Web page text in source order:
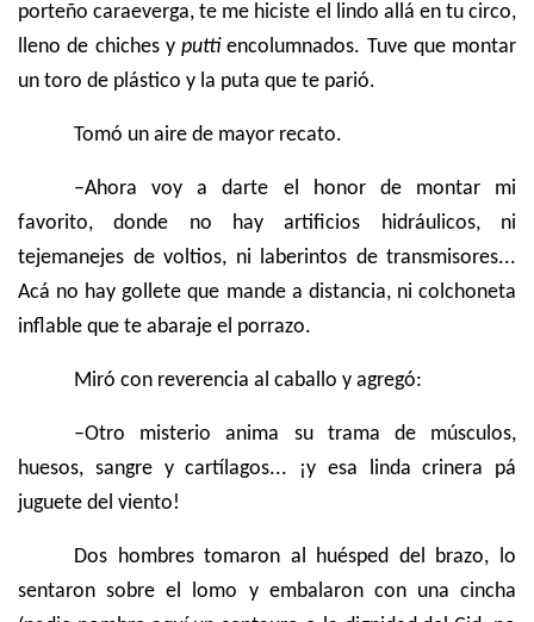
porteño caraeverga, te me hiciste el lindo allá en tu circo,
lleno de chiches y puttiencolumnados. Tuve que montar
un toro de plástico y la puta que te parió.
Tomó un aire de mayor recato.
–Ahora voy a darte el honor de montar mi
favorito, donde no hay artificios hidráulicos, ni
tejemanejes de voltios, ni laberintos de transmisores...
Acá no hay gollete que mande a distancia, ni colchoneta
inflable que te abaraje el porrazo.
Miró con reverencia al caballo y agregó:
–Otro misterio anima su trama de músculos,
huesos, sangre y cartílagos... ¡y esa linda crinera pá
juguete del viento!
Dos hombres tomaron al huésped del brazo, lo
sentaron sobre el lomo y embalaron con una cincha